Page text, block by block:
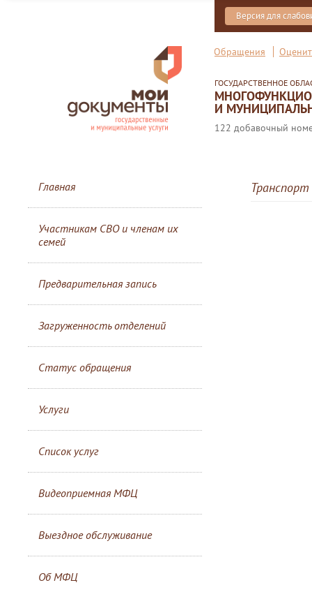
Версия для
Обращения
ГОСУДАРСТВЕННОЕ
И
122 добавочный
Главная
Участникам СВО и членам их
семей
Предварительная запись
Загруженность отделений
Статус обращения
Услуги
Список услуг
Видеоприемная МФЦ
Выездное обслуживание
Об МФЦ
Транспорт